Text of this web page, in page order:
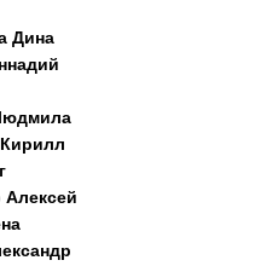
Дина
Алексей